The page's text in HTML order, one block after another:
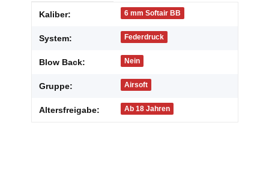
Produkteigenschaft
Wert
Kaliber: 6 mm Softair BB
System: Federdruck
Blow Back: Nein
Gruppe: Airsoft
Altersfreigabe: Ab 18 Jahren